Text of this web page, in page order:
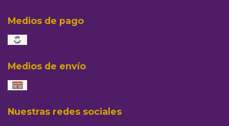
Medios de pago
Medios de envío
Nuestras redes sociales